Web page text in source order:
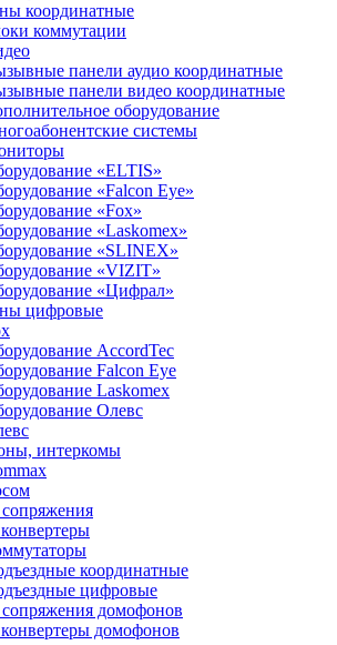
координатные
коммутации
панели аудио координатные
панели видео координатные
оборудование
системы
«ELTIS»
«Falcon Eye»
«Fox»
«Laskomex»
«SLINEX»
«VIZIT»
«Цифрал»
цифровые
AccordTec
Falcon Eye
Laskomex
Олевс
интеркомы
координатные
цифровые
домофонов
домофонов